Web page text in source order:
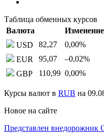
Таблица обменных курсов
Валюта
USD
82,27 0,00%
EUR
95,07 –0,02%
GBP
110,99 0,00%
Курсы валют в RUB на
Новое на сайте
Представлен внедорожник